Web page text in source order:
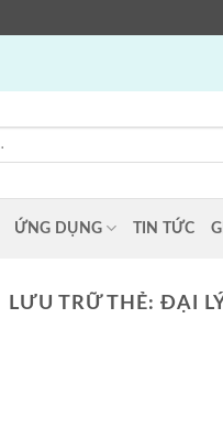
ỨNG DỤNG TIN TỨC
LƯU TRỮ THẺ:ĐẠI